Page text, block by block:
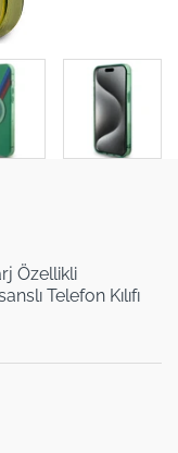
Özellikli
Telefon Kılıfı